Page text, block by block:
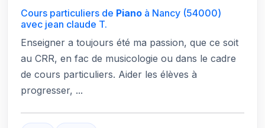
Cours particuliers de Pianoà Nancy (54000)
avec jean claude T.
Enseigner a toujours été ma passion, que ce soit
au CRR, en fac de musicologie ou dans le cadre
de cours particuliers. Aider les élèves à
progresser, ...